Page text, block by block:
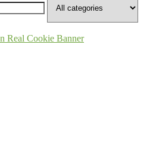
Real Cookie Banner